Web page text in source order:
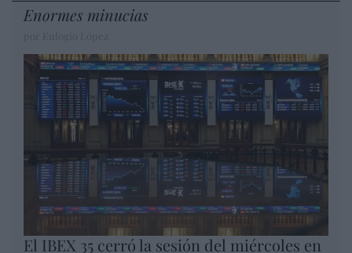
Enormes minucias
El IBEX 35 cerró la sesión del miércoles en